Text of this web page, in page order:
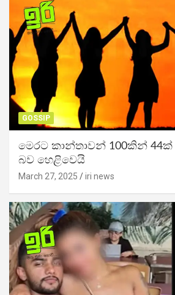
GOSSIP
මෙරට කාන්තාවන් 100කින් 44ක්
බව හෙළිවෙයි
March 27, 2025 iri news